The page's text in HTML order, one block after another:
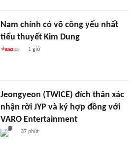
Nam chính có võ công yếu nhất
tiểu thuyết Kim Dung
1 giờ
Jeongyeon (TWICE) đích thân xác
nhận rời JYP và ký hợp đồng với
VARO Entertainment
37 phút